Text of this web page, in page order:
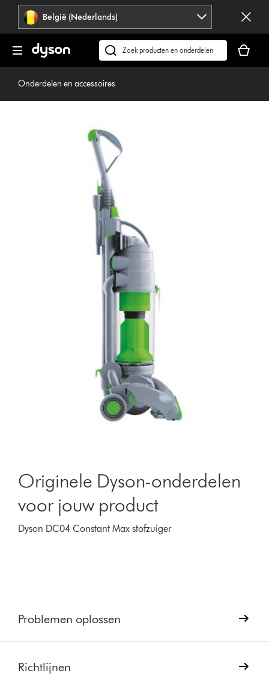
Navigatie
overslaan
België (Nederlands)
Zoek
op
dyson.be
is
Onderdelen en accessoires
Originele Dyson-onderdelen
voor jouw product
Dyson DC04 Constant Max stofzuiger
Problemen oplossen
Richtlijnen